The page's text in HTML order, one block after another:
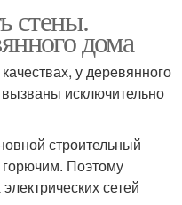
стены.
дома
у деревянного
исключительно
строительный
горючим. Поэтому
сетей